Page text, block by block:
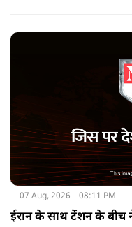
की संसद करती है.
07 Aug, 2026 08:11 PM
ईरान के साथ टेंशन के बीच